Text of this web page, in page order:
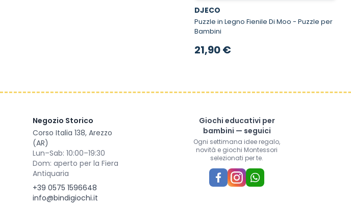
DJECO
Puzzle in Legno Fienile Di Moo - Puzzle per
Bambini
21,90 €
Negozio Storico
Corso Italia 138, Arezzo
(AR)
Lun–Sab: 10:00–19:30
Dom: aperto per la Fiera
Antiquaria
+39 0575 1596648
info@bindigiochi.it
Giochi educativi per
bambini — seguici
Ogni settimana idee regalo,
novità e giochi Montessori
selezionati per te.